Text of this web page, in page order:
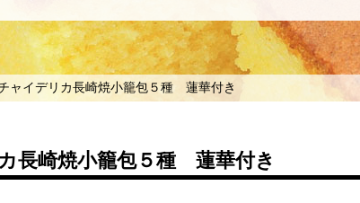
ャイデリカ長崎焼小籠包５種 蓮華付き
長崎焼小籠包５種 蓮華付き